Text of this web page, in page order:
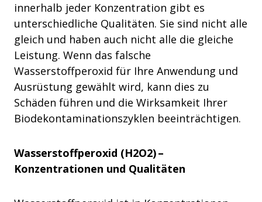
innerhalb jeder Konzentration gibt es
unterschiedliche Qualitäten. Sie sind nicht alle
gleich und haben auch nicht alle die gleiche
Leistung. Wenn das falsche
Wasserstoffperoxid für Ihre Anwendung und
Ausrüstung gewählt wird, kann dies zu
Schäden führen und die Wirksamkeit Ihrer
Biodekontaminationszyklen beeinträchtigen.
Wasserstoffperoxid (H2O2) –
Konzentrationen und Qualitäten